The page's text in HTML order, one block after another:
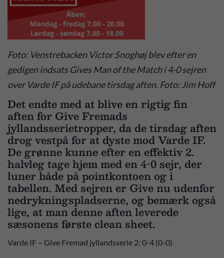
Foto: Venstrebacken Victor Snoghøj blev efter en
gedigen indsats Gives Man of the Match i 4-0 sejren
over Varde IF på udebane tirsdag aften. Foto: Jim Hoff
Det endte med at blive en rigtig fin
aften for Give Fremads
jyllandsserietropper, da de tirsdag aften
drog vestpå for at dyste mod Varde IF.
De grønne kunne efter en effektiv 2.
halvleg tage hjem med en 4-0 sejr, der
luner både på pointkontoen og i
tabellen. Med sejren er Give nu udenfor
nedrykningspladserne, og bemærk også
lige, at man denne aften leverede
sæsonens første clean sheet.
Varde IF – Give Fremad jyllandsserie 2: 0-4 (0-0)